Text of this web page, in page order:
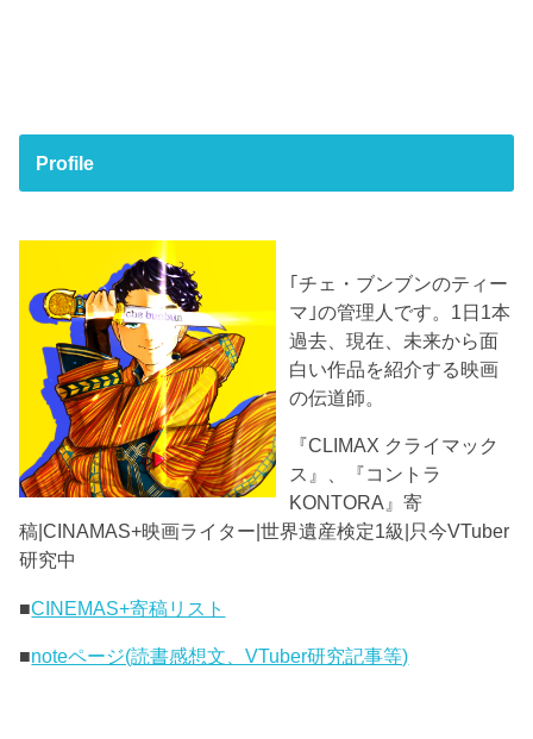
Profile
｢チェ・ブンブンのティー
マ｣の管理人です。1日1本
過去、現在、未来から面
白い作品を紹介する映画
の伝道師。
『CLIMAX クライマック
ス』、『コントラ
KONTORA』寄
稿|CINAMAS+映画ライター|世界遺産検定1級|只今VTuber
研究中
■CINEMAS+寄稿リスト
■noteページ(読書感想文、VTuber研究記事等)